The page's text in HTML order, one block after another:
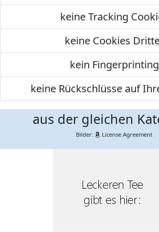
keine Tracking
keine Cookies
kein Fingerprinting
keine Rückschlüsse auf
aus der gleichen
Bilder: License Agreement